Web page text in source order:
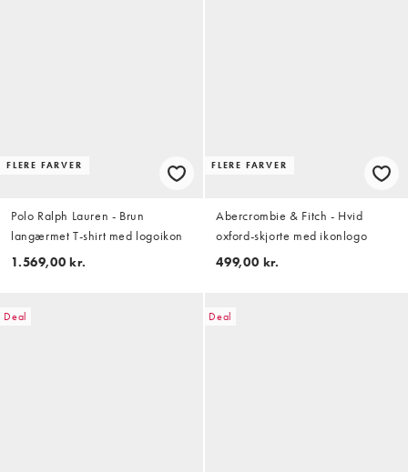
FLERE FARVER
Polo Ralph Lauren - Brun
langærmet T-shirt med logoikon
1.569,00 kr.
FLERE FARVER
Abercrombie & Fitch - Hvid
oxford-skjorte med ikonlogo
499,00 kr.
Deal Deal